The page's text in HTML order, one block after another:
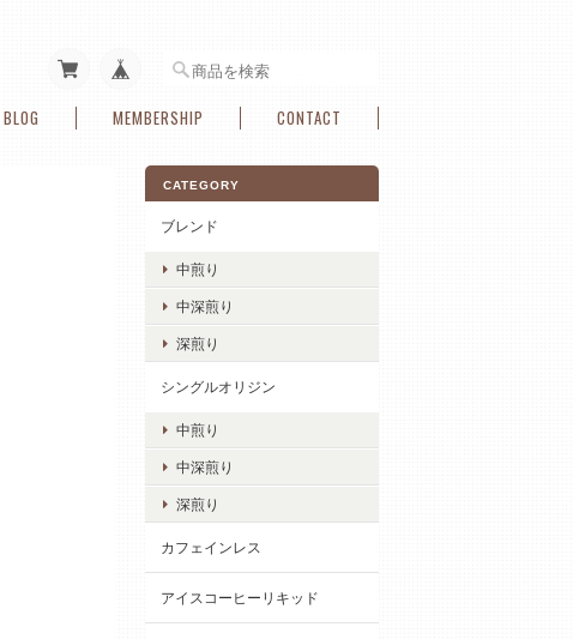
BLOG MEMBERSHIP CONTACT
CATEGORY
ブレンド
中煎り
中深煎り
深煎り
シングルオリジン
中煎り
中深煎り
深煎り
カフェインレス
アイスコーヒーリキッド